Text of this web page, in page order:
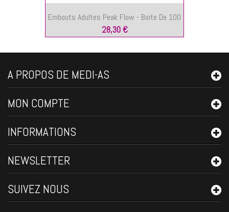
Embouts Adultes Peak Flow - Boite De 100
28,30 €
A PROPOS DE MEDI-AS
MON COMPTE
INFORMATIONS
NEWSLETTER
SUIVEZ NOUS